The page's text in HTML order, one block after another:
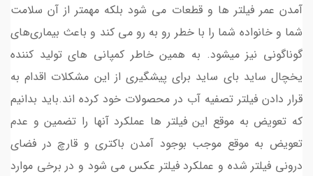
آمدن عمر فیلتر ها و قطعات می شود بلکه مهمتر از آن سلامت
شما و خانواده شما را با خطر رو به رو می کند و باعث بیماری‌های
گوناگونی نیز میشود. به همین خاطر کمپانی های تولید کننده
یخچال ساید بای ساید برای پیشگیری از این مشکلات اقدام به
قرار دادن فیلتر تصفیه آب در محصولات خود کرده اند.باید بدانیم
که تعویض به موقع این فیلتر ها عملکرد آنها را تضمین و عدم
تعویض به موقع موجب بوجود آمدن باکتری و قارچ در فضای
درونی فیلتر شده و عملکرد فیلتر عکس می شود و در برخی موارد